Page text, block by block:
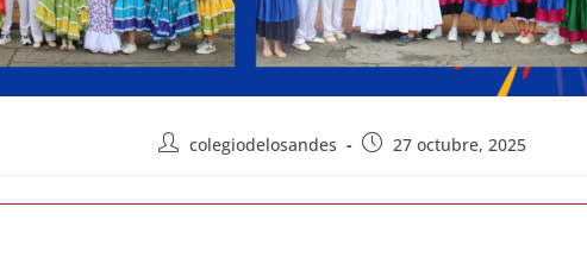
colegiodelosandes 27 octubre, 2025